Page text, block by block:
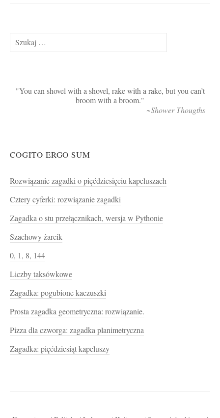
Szukaj:
You can shovel with a shovel, rake with a rake, but you can’t
broom with a broom.
~Shower Thougths
COGITO ERGO SUM
Rozwiązanie zagadki o pięćdziesięciu kapeluszach
Cztery cyferki: rozwiązanie zagadki
Zagadka o stu przełącznikach, wersja w Pythonie
Szachowy żarcik
0, 1, 8, 144
Liczby taksówkowe
Zagadka: pogubione kaczuszki
Prosta zagadka geometryczna: rozwiązanie.
Pizza dla czworga: zagadka planimetryczna
Zagadka: pięćdziesiąt kapeluszy